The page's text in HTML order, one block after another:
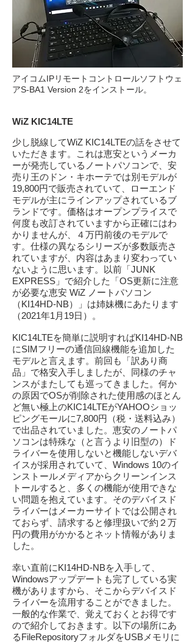
アイコムIPリモートコントロールソフトウェ
アS-BA1 Version 2をインストール。
WiZ KIC14LTE
少し脱線してWiZ KIC14LTEの話をさせて
いただきます。これは恵安というメーカ
ーが発売しているノートパソコンで、安
売り王のドン・キホーテでは別モデルが
19,800円で販売されていて、ローエンド
モデルが主にラインアップされているブ
ランドです。価格はオープンプライスで
何度も改訂されていますから正確にはわ
かりませんが、４万円前後のモデルで
す。仕様の異なるシリーズが多数販売さ
れていますが、内容はあまり変わってい
ないように思います。以前「JUNK
EXPRESS」で紹介した「OS更新に注意
が必要な恵安 WiZ ノートパソコン
（KI14HD-NB）」は姉妹機にあたります
（2021年1月19日）。
KIC14LTEを簡単に説明すればKI14HD-NB
にSIMフリーの通信回線機能を追加した
モデルと言えます。前回も「訳あり商
品」で格安入手しましたが、同様のチャ
ンスがまたしても巡ってきました。何か
の原因でOSが削除された使用感のほとん
ど無い極上のKIC14LTEがYAHOOショッ
ピングモールに7,800円（税・送料込み）
で出品されていました。恵安のノートパ
ソコンは特殊な（と言うより旧型の）ド
ライバーを使用しないと機能しないデバ
イスが採用されていて、Windows 10のイ
ンストールメディアからクリーンインス
トールすると、多くの機能が使用できな
い問題を抱えています。そのデバイスド
ライバーはメーカーサイトでは公開され
ておらず、請求すると修理扱いで約２万
円の費用がかかるとネット情報がありま
した。
幸い直前にKI14HD-NBを入手して、
Windowsアップデートも完了している実
機がありますから、そこからデバイスド
ライバーを流用することができました。
一般的な作業で、覚えておくとお得です
ので紹介しておきます。以下の場所にあ
るFileRepositoryフォルダをUSBメモリに